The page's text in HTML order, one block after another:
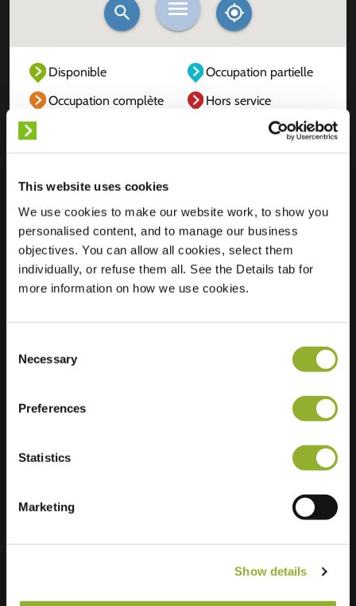
This website uses cookies
We use cookies to make our website work, to show you
personalised content, and to manage our business
objectives. You can allow all cookies, select them
individually, or refuse them all. See the Details tab for
more information on how we use cookies.
Selection
Necessary
Preferences
Statistics
Marketing
Show details
Disponible
Occupation partielle
Occupation complète
Hors service
Localisation
Ringlaan 32
8500 Kortrijk
Charging
Mastercard, VISA, Chargecard,